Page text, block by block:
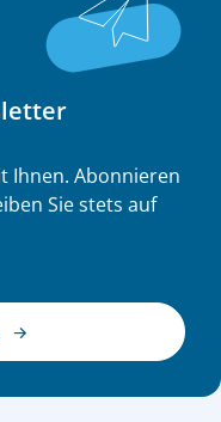
kontinuierlich
während der
Haven“. Wegen
–
Ihnen. Abonnieren
Sie stets auf